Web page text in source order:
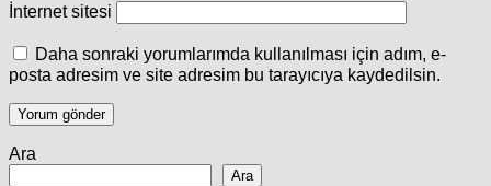
İnternet sitesi
Daha sonraki yorumlarımda kullanılması için adım, e-
posta adresim ve site adresim bu tarayıcıya kaydedilsin.
Ara
Ara